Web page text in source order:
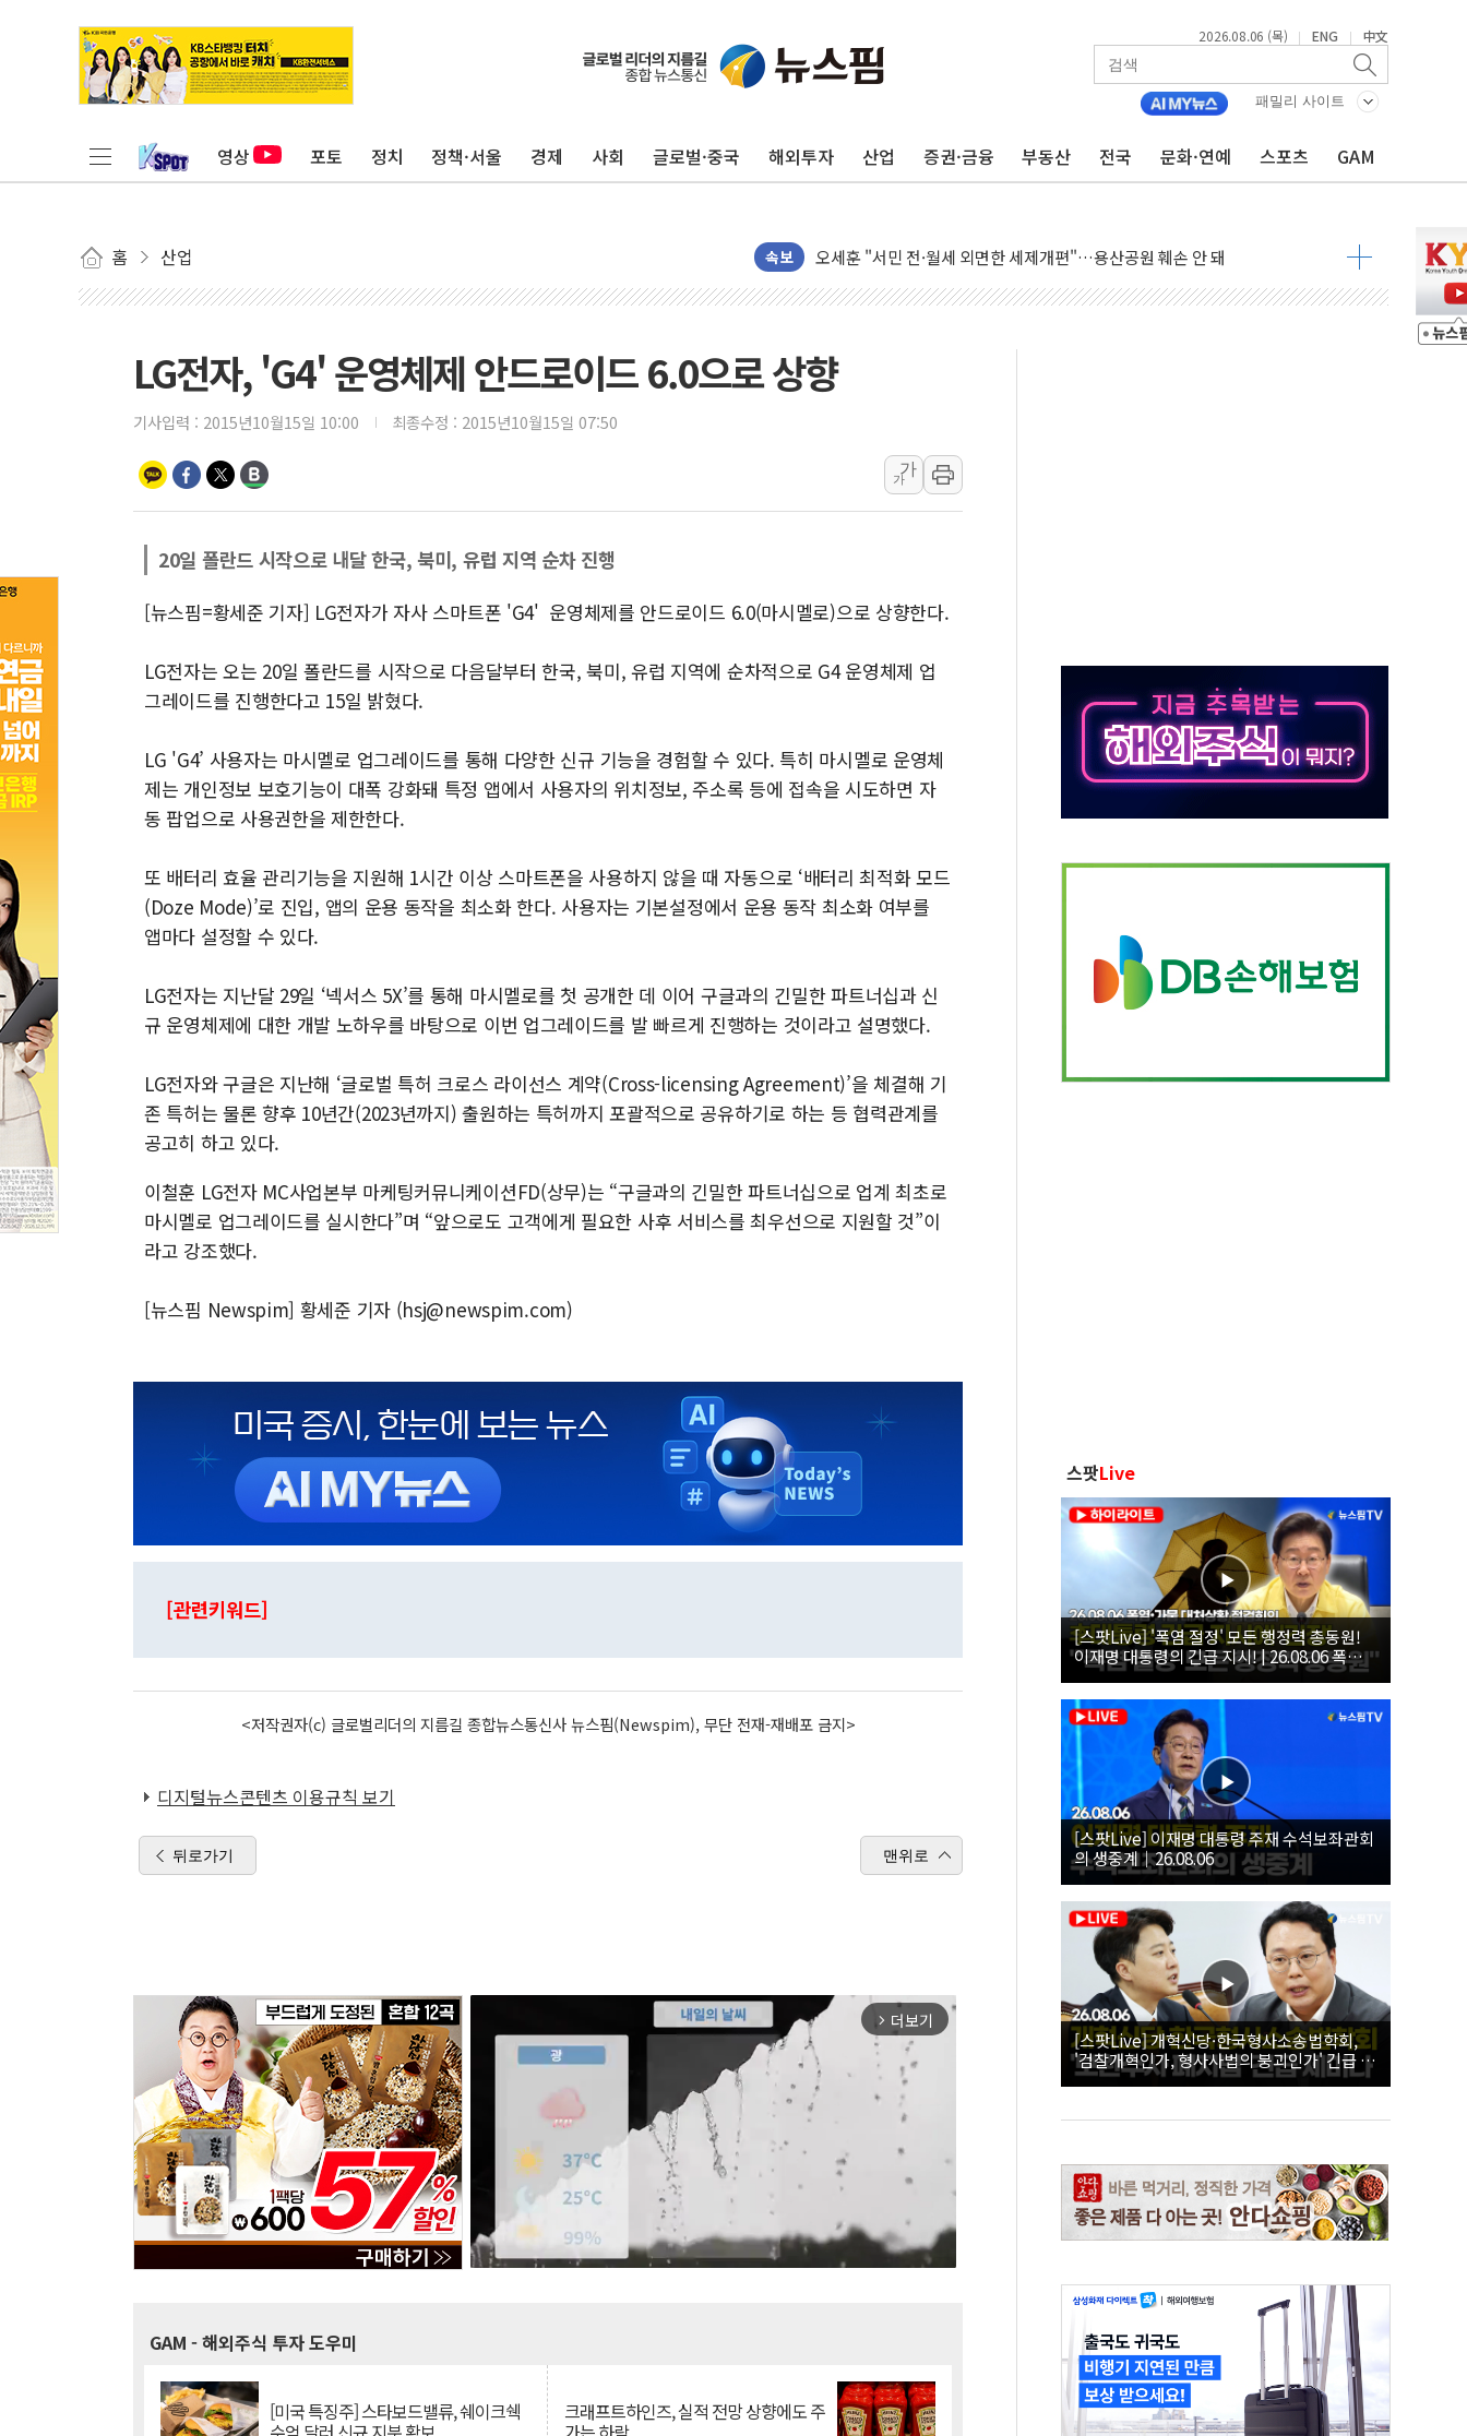
2026.08.06 (목) | ENG | 中文
패밀리 사이트
영상 포토 정치 정책·서울 경제 사회 글로벌·중국 해외투자 산업 증권·금융 부동산 전국 문화·연예 스포츠 GAM
홈 산업 속보
제이씨케미칼, 상반기 영업익 108% 증가
오세훈 "서민 전·월세 외면한 세제개편"…용산공원 훼손 안 돼
보훈부 "노태우 참배 계획 없다"…전직 대통령 예우 대상 제외·국민 정서 고려
오세훈 '여론조사 대납' 항소심 21일 첫 공판…1심은 시장직 상실형
현대百 지주체제 '마지막 퍼즐'…현대홈쇼핑 1.2조 투자자산 떼낸다
中 '항생제 개구리' 파장 확산, 식품안전 점검 강화
'엔화 방어 공조'라는 이름의 베선트식 QE..."연준에 부담 가중"
청와대 "조희대 대법원장 탄핵 공감, 사실 아니다…대법관 신속 제청 해야"
李대통령 "40도 폭염, 외신에서나 보던 일"…전방위 대응 지시
컴투스, 8일부터 서머너즈 워 챔피언십 개최
인도, 차량 간 통신시스템 장착 의무화 추진..."업계 성장 저해" 우려도
Sh수협은행, 상상인증권 인수 추진
무역선부터 요트까지...관세청, 해상 마약밀수 '3중 차단'
LG전자, 'G4' 운영체제 안드로이드 6.0으로 상향
기사입력 : 2015년10월15일 10:00 최종수정 : 2015년10월15일 07:50
가
가
20일 폴란드 시작으로 내달 한국, 북미, 유럽 지역 순차 진행
[뉴스핌=황세준 기자] LG전자가 자사 스마트폰 'G4' 운영체제를 안드로이드 6.0(마시멜로)으로 상향한다.
LG전자는 오는 20일 폴란드를 시작으로 다음달부터 한국, 북미, 유럽 지역에 순차적으로 G4 운영체제 업
그레이드를 진행한다고 15일 밝혔다.
LG 'G4’ 사용자는 마시멜로 업그레이드를 통해 다양한 신규 기능을 경험할 수 있다. 특히 마시멜로 운영체
제는 개인정보 보호기능이 대폭 강화돼 특정 앱에서 사용자의 위치정보, 주소록 등에 접속을 시도하면 자
동 팝업으로 사용권한을 제한한다.
또 배터리 효율 관리기능을 지원해 1시간 이상 스마트폰을 사용하지 않을 때 자동으로 ‘배터리 최적화 모드
(Doze Mode)’로 진입, 앱의 운용 동작을 최소화 한다. 사용자는 기본설정에서 운용 동작 최소화 여부를
앱마다 설정할 수 있다.
LG전자는 지난달 29일 ‘넥서스 5X’를 통해 마시멜로를 첫 공개한 데 이어 구글과의 긴밀한 파트너십과 신
규 운영체제에 대한 개발 노하우를 바탕으로 이번 업그레이드를 발 빠르게 진행하는 것이라고 설명했다.
LG전자와 구글은 지난해 ‘글로벌 특허 크로스 라이선스 계약(Cross-licensing Agreement)’을 체결해 기
존 특허는 물론 향후 10년간(2023년까지) 출원하는 특허까지 포괄적으로 공유하기로 하는 등 협력관계를
공고히 하고 있다.
이철훈 LG전자 MC사업본부 마케팅커뮤니케이션FD(상무)는 “구글과의 긴밀한 파트너십으로 업계 최초로
마시멜로 업그레이드를 실시한다”며 “앞으로도 고객에게 필요한 사후 서비스를 최우선으로 지원할 것”이
라고 강조했다.
[뉴스핌 Newspim] 황세준 기자 (hsj@newspim.com)
[관련키워드]
<저작권자(c) 글로벌리더의 지름길 종합뉴스통신사 뉴스핌(Newspim), 무단 전재-재배포 금지>
디지털뉴스콘텐츠 이용규칙 보기
뒤로가기 맨위로
arrow_forward_ios 더보기
GAM - 해외주식 투자 도우미
[미국 특징주] 스타보드밸류, 쉐이크쉑 크래프트하인즈, 실적 전망 상향에도 주
스팟Live
[스팟Live] '폭염 절정' 모든 행정력 총동원!
이재명 대통령의 긴급 지시! | 26.08.06 폭염•
가뭄 대처상황 점검회의
[스팟Live] 이재명 대통령 주재 수석보좌관회
의 생중계｜26.08.06
[스팟Live] 개혁신당·한국형사소송법학회,
'검찰개혁인가, 형사사법의 붕괴인가' 긴급 세
미나｜26.08.06